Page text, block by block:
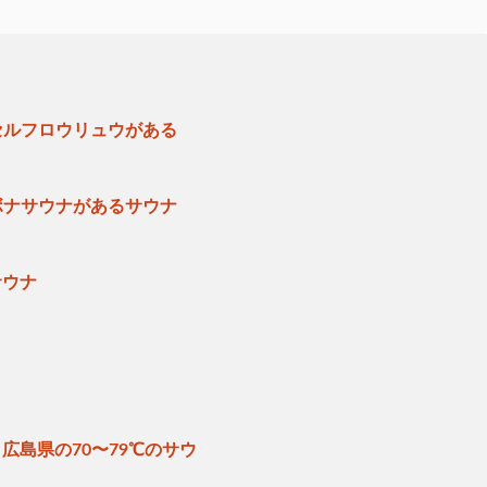
フロウリュウがある
サウナがあるサウナ
ナ
広島県の70〜79℃のサウ